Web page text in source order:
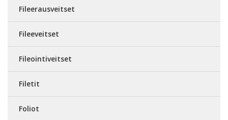
Fileerausveitset
Fileeveitset
Fileointiveitset
Filetit
Foliot